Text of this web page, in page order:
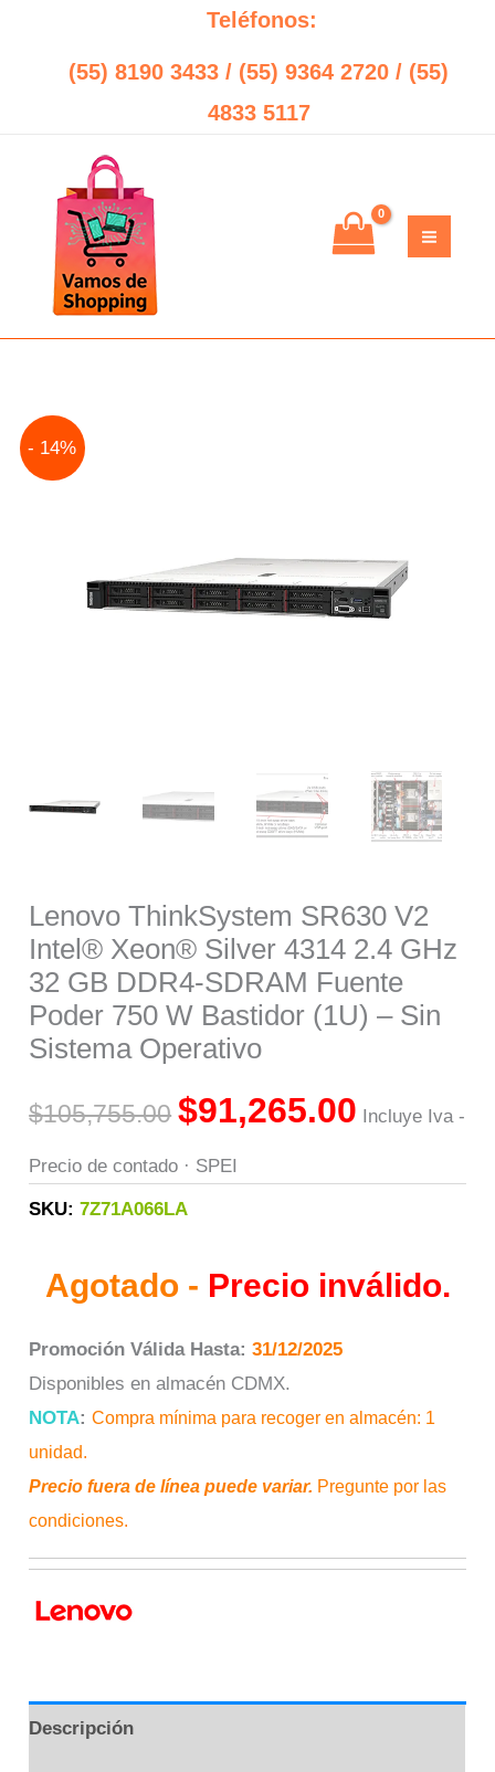
contenido
Teléfonos:
(55) 8190 3433 / (55) 9364 2720 / (55)
4833 5117
- 14%
Lenovo ThinkSystem SR630 V2
Intel® Xeon® Silver 4314 2.4 GHz
32 GB DDR4-SDRAM Fuente
Poder 750 W Bastidor (1U) – Sin
Sistema Operativo
$105,755.00
$105,755.00.
$91,265.00
$91,265.00.
Incluye Iva -
Precio de contado · SPEI
SKU:7Z71A066LA
Agotado - Precio inválido.
Promoción Válida Hasta:31/12/2025
Disponibles en almacén CDMX.
NOTA: Compra mínima para recoger en almacén: 1
unidad.
Precio fuera de línea puede variar. Pregunte por las
condiciones.
Descripción